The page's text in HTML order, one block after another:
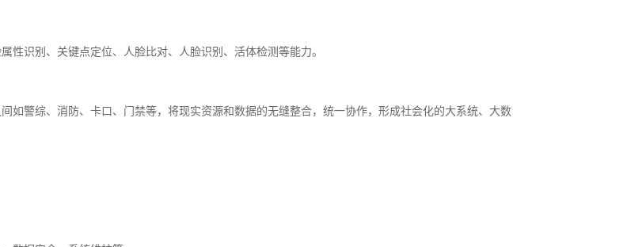
识别、关键点定位、人脸比对、人脸识别、活体检测等能力。
如警综、消防、卡口、门禁等，将现实资源和数据的无缝整合，统一协作，形成社会化的大系统、大数